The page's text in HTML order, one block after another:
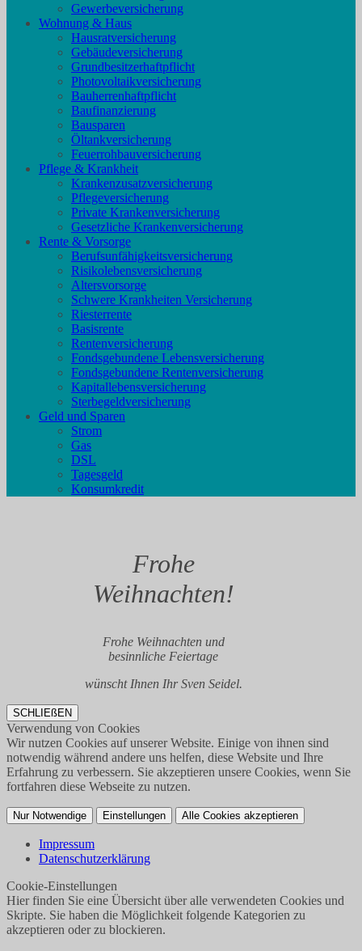
Gewerbeversicherung
Wohnung & Haus
Hausratversicherung
Gebäudeversicherung
Grundbesitzerhaftpflicht
Photovoltaikversicherung
Bauherrenhaftpflicht
Baufinanzierung
Bausparen
Öltankversicherung
Feuerrohbauversicherung
Pflege & Krankheit
Krankenzusatzversicherung
Pflegeversicherung
Private Krankenversicherung
Gesetzliche Krankenversicherung
Rente & Vorsorge
Berufs­unfähigkeitsversicherung
Risikolebensversicherung
Altersvorsorge
Schwere Krankheiten Versicherung
Riesterrente
Basisrente
Rentenversicherung
Fondsgebundene Lebensversicherung
Fondsgebundene Rentenversicherung
Kapitallebensversicherung
Sterbegeldversicherung
Geld und Sparen
Strom
Gas
DSL
Tagesgeld
Konsumkredit
Frohe
Weihnachten!
Frohe Weihnachten und
besinnliche Feiertage
wünscht Ihnen Ihr Sven Seidel.
SCHLIEßEN
Verwendung von Cookies
Wir nutzen Cookies auf unserer Website. Einige von ihnen sind
notwendig während andere uns helfen, diese Website und Ihre
Erfahrung zu verbessern. Sie akzeptieren unsere Cookies, wenn Sie
fortfahren diese Webseite zu nutzen.
Nur Notwendige Einstellungen Alle Cookies akzeptieren
Impressum
Datenschutzerklärung
Cookie-Einstellungen
Hier finden Sie eine Übersicht über alle verwendeten Cookies und
Skripte. Sie haben die Möglichkeit folgende Kategorien zu
akzeptieren oder zu blockieren.